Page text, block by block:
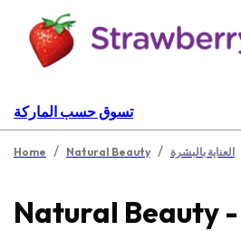
تسوق حسب الماركة
Home / Natural Beauty / العناية بالبشرة